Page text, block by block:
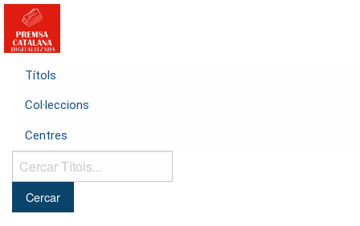
Títols
Col·leccions
Centres
Cercar
Títols...